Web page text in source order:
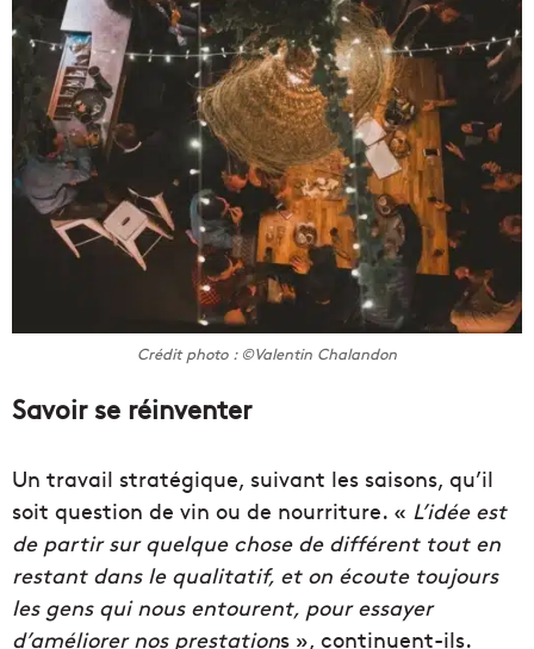
Crédit photo : ©Valentin Chalandon
Savoir se réinventer
Un travail stratégique, suivant les saisons, qu’il
soit question de vin ou de nourriture. « L’idée est
de partir sur quelque chose de différent tout en
restant dans le qualitatif, et on écoute toujours
les gens qui nous entourent, pour essayer
d’améliorer nos prestations », continuent-ils.